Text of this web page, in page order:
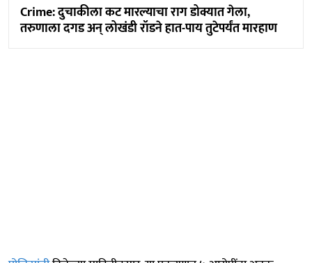
Crime: दुचाकीला कट मारल्याचा राग डोक्यात गेला,
तरुणाला दगड अन् लोखंडी रॉडने हात-पाय तुटेपर्यंत मारहाण